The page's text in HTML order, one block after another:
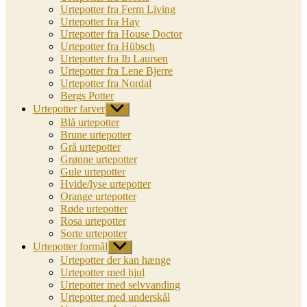
Urtepotter fra Ferm Living
Urtepotter fra Hay
Urtepotter fra House Doctor
Urtepotter fra Hübsch
Urtepotter fra Ib Laursen
Urtepotter fra Lene Bjerre
Urtepotter fra Nordal
Bergs Potter
Urtepotter farver Vis
undermenu
Blå urtepotter
Brune urtepotter
Grå urtepotter
Grønne urtepotter
Gule urtepotter
Hvide/lyse urtepotter
Orange urtepotter
Røde urtepotter
Rosa urtepotter
Sorte urtepotter
Urtepotter formål Vis
undermenu
Urtepotter der kan hænge
Urtepotter med hjul
Urtepotter med selvvanding
Urtepotter med underskål